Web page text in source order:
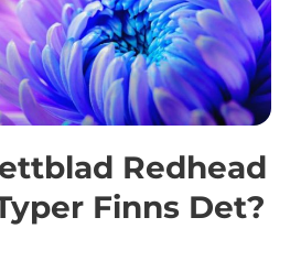
Redhead
Finns Det?